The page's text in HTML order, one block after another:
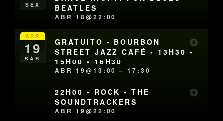
SEX
BEATLES
ABR 18@22:00
ABR
19
SÁB
GRATUITO • BOURBON
STREET JAZZ CAFÉ • 13H30 •
15H00 • 16H30
ABR 19@13:00 – 17:30
22H00 • ROCK • THE
SOUNDTRACKERS
ABR 19@22:00